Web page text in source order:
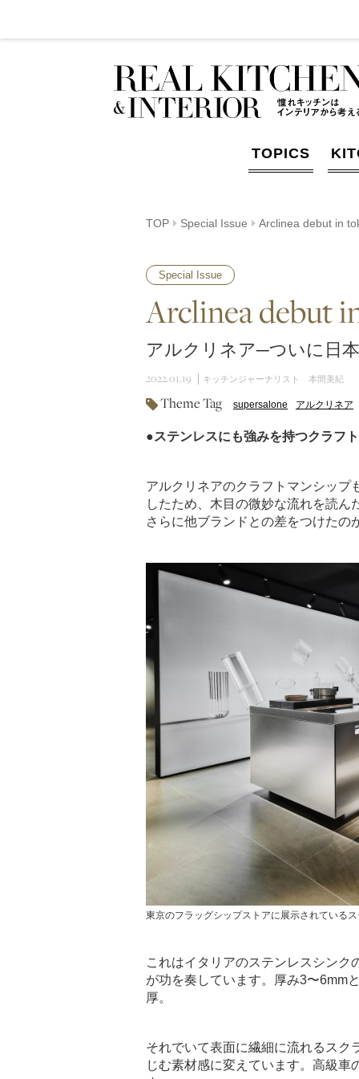
TOPICS
TOP Special Issue Arclinea debut in
Special Issue
Arclinea debut
アルクリネア─ついに日
2022.01.19 キッチンジャーナリスト 本間美紀
Theme Tag supersalone アルクリネア
●ステンレスにも強みを持つクラフ
アルクリネアのクラフトマンシップ
したため、木目の微妙な流れを読
さらに他ブランドとの差をつけたの
東京のフラッグシップストアに展示されている
これはイタリアのステンレスシンク
が功を奏しています。厚み3〜6mm
厚。
それでいて表面に繊細に流れるスク
じむ素材感に変えています。高級